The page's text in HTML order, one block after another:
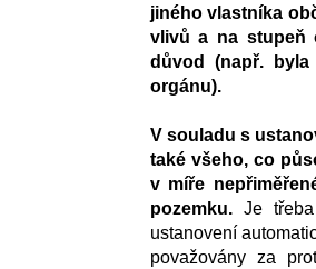
jiného vlastníka
vlivů a na stupeň
důvod (např.
orgánu).
V souladu s
také všeho, co
v míře
pozemku.Je třeba
ustanovení
považovány za